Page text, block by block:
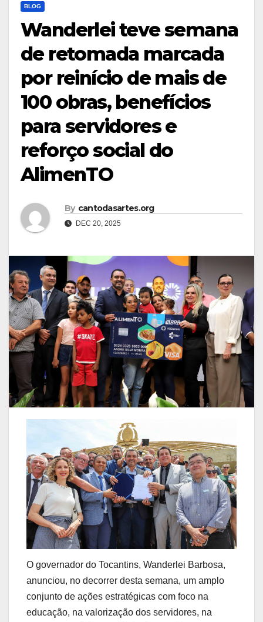
BLOG
Wanderlei teve semana
de retomada marcada
por reinício de mais de
100 obras, benefícios
para servidores e
reforço social do
AlimenTO
By cantodasartes.org
DEC 20, 2025
O governador do Tocantins, Wanderlei Barbosa,
anunciou, no decorrer desta semana, um amplo
conjunto de ações estratégicas com foco na
educação, na valorização dos servidores, na